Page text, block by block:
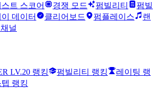
스트 스코어 경쟁 모드 펌빌리티
펌빌
데이터 클리어보드 펌플레이스
랜
널
LV.20 랭킹 펌빌리티 랭킹
레이팅 랭
텝 랭킹